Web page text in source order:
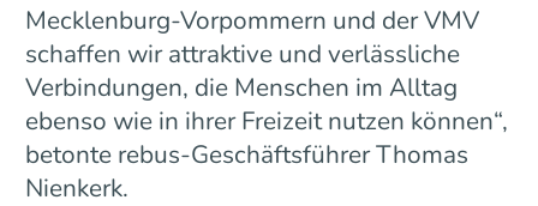
Mecklenburg-Vorpommern und der VMV
schaffen wir attraktive und verlässliche
Verbindungen, die Menschen im Alltag
ebenso wie in ihrer Freizeit nutzen können“,
betonte rebus-Geschäftsführer Thomas
Nienkerk.